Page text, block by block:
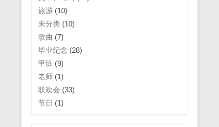
旅游(10)
未分类(10)
歌曲 (7)
毕业纪念 (28)
甲班 (9)
老师(1)
联欢会 (33)
节日 (1)